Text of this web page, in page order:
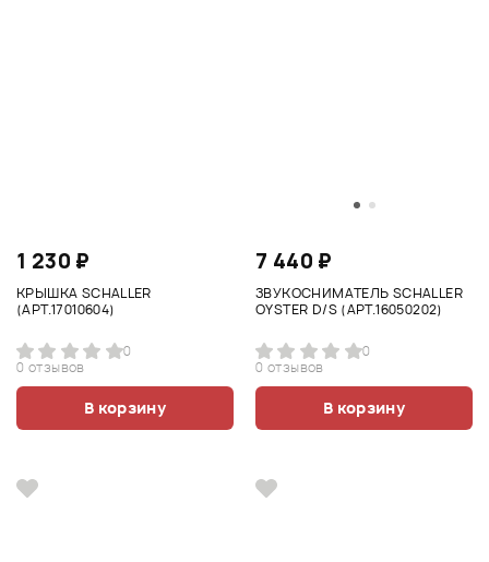
1 230 ₽
КРЫШКА SCHALLER
(АРТ.17010604)
0
0 отзывов
В корзину
7 440 ₽
ЗВУКОСНИМАТЕЛЬ SCHALLER
OYSTER D/S (АРТ.16050202)
0
0 отзывов
В корзину